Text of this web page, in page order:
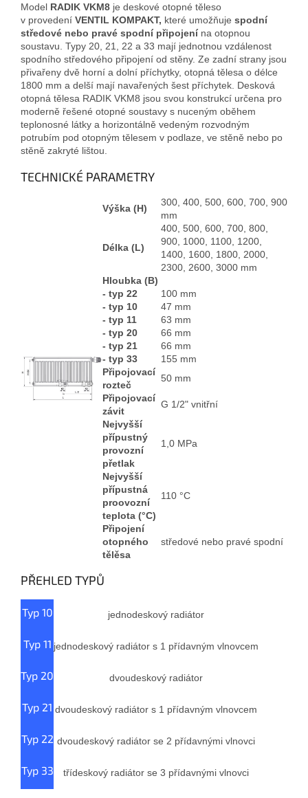
Model RADIK VKM8 je deskové otopné těleso
v provedení VENTIL KOMPAKT, které umožňuje spodní
středové nebo pravé spodní připojenína otopnou
soustavu. Typy 20, 21, 22 a 33 mají jednotnou vzdálenost
spodního středového připojení od stěny. Ze zadní strany jsou
přivařeny dvě horní a dolní příchytky, otopná tělesa o délce
1800 mm a delší mají navařených šest příchytek. Desková
otopná tělesa RADIK VKM8 jsou svou konstrukcí určena pro
moderně řešené otopné soustavy s nuceným oběhem
teplonosné látky a horizontálně vedeným rozvodným
potrubím pod otopným tělesem v podlaze, ve stěně nebo po
stěně zakryté lištou.
TECHNICKÉ PARAMETRY
Výška (H)
300, 400, 500, 600, 700, 900
mm
Délka (L)
400, 500, 600, 700, 800,
900, 1000, 1100, 1200,
1400, 1600, 1800, 2000,
2300, 2600, 3000 mm
Hloubka (B)
- typ 22
100 mm
- typ 10
47 mm
- typ 11
63 mm
- typ 20
66 mm
- typ 21
66 mm
- typ 33
155 mm
Připojovací
rozteč
50 mm
Připojovací
závit
G 1/2" vnitřní
Nejvyšší
přípustný
provozní
přetlak
1,0 MPa
Nejvyšší
přípustná
proovozní
teplota (°C)
110 °C
Připojení
otopného
tělěsa
středové nebo pravé spodní
PŘEHLED TYPŮ
Typ 10 jednodeskový radiátor
Typ 11 jednodeskový radiátor s 1 přídavným vlnovcem
Typ 20 dvoudeskový radiátor
Typ 21 dvoudeskový radiátor s 1 přídavným vlnovcem
Typ 22 dvoudeskový radiátor se 2 přídavnými vlnovci
Typ 33 třídeskový radiátor se 3 přídavnými vlnovci